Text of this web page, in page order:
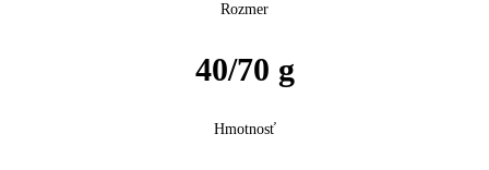
Rozmer
40/70 g
Hmotnosť